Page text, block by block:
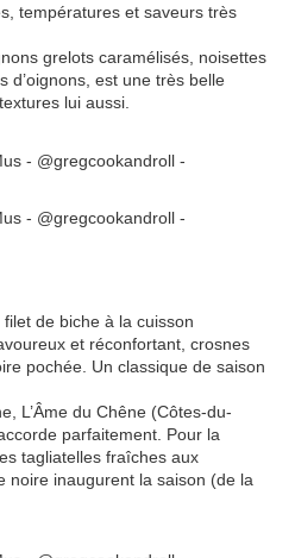
températures et saveurs très
grelots caramélisés, noisettes
d’oignons, est une très belle
lui aussi.
de biche à la cuisson
et réconfortant, crosnes
pochée. Un classique de saison
L’Âme du Chêne (Côtes-du-
parfaitement. Pour la
tagliatelles fraîches aux
noire inaugurent la saison (de la